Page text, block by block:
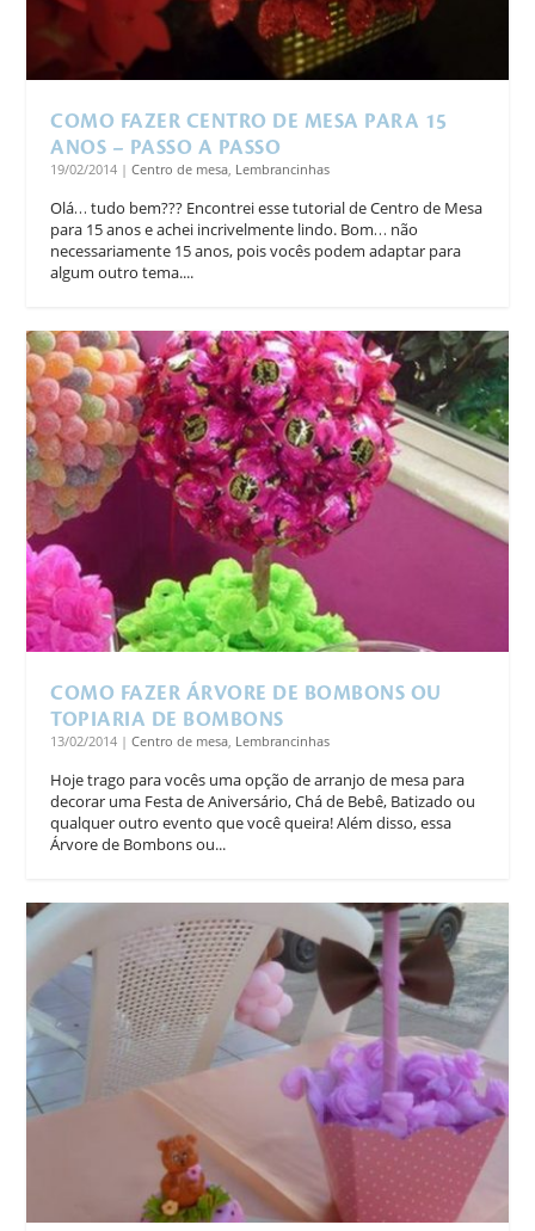
COMO FAZER CENTRO DE MESA PARA 15
ANOS – PASSO A PASSO
19/02/2014 |Centro de mesa Lembrancinhas
Olá… tudo bem??? Encontrei esse tutorial de Centro de Mesa
para 15 anos e achei incrivelmente lindo. Bom… não
necessariamente 15 anos, pois vocês podem adaptar para
algum outro tema....
COMO FAZER ÁRVORE DE BOMBONS OU
TOPIARIA DE BOMBONS
13/02/2014 |Centro de mesa Lembrancinhas
Hoje trago para vocês uma opção de arranjo de mesa para
decorar uma Festa de Aniversário, Chá de Bebê, Batizado ou
qualquer outro evento que você queira! Além disso, essa
Árvore de Bombons ou...